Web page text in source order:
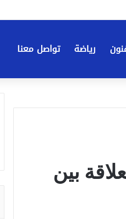
رياضة تواصل معنا
بين